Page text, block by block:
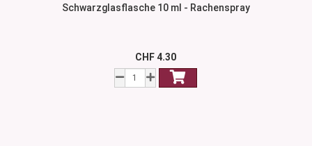
Schwarzglasflasche 10 ml - Rachenspray
CHF 4.30